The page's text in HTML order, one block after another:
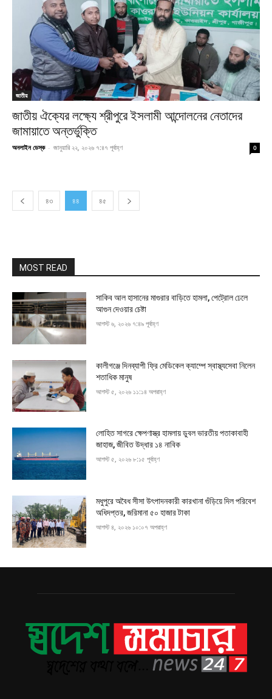
জাতীয়
জাতীয় ঐক্যের লক্ষ্যে শ্রীপুরে ইসলামী আন্দোলনের নেতাদের
জামায়াতে অন্তর্ভুক্তি
অনলাইন ডেস্ক - জানুয়ারি ২২, ২০২৬ ৭:৪৭ পূর্বাহ্ণ 0
৪৩ ৪৪ ৪৫
MOST READ
সাকিব আল হাসানের মাগুরার বাড়িতে হামলা, পেট্রোল ঢেলে
আগুন দেওয়ার চেষ্টা
আগস্ট ৬, ২০২৬ ৭:৪৯ পূর্বাহ্ণ
কালীগঞ্জে দিনব্যাপী ফ্রি মেডিকেল ক্যাম্পে স্বাস্থ্যসেবা নিলেন
শতাধিক মানুষ
আগস্ট ৫, ২০২৬ ১১:১৪ অপরাহ্ণ
লোহিত সাগরে ক্ষেপণাস্ত্র হামলায় ডুবল ভারতীয় পতাকাবাহী
জাহাজ, জীবিত উদ্ধার ১৪ নাবিক
আগস্ট ৫, ২০২৬ ৮:১৫ পূর্বাহ্ণ
মধুপুরে অবৈধ সীসা উৎপাদনকারী কারখানা গুঁড়িয়ে দিল পরিবেশ
অধিদপ্তর, জরিমানা ৫০ হাজার টাকা
আগস্ট ৪, ২০২৬ ১০:০৭ অপরাহ্ণ